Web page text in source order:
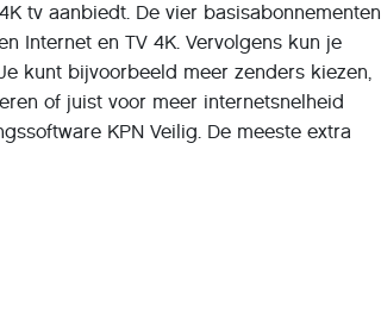
tv aanbiedt. De vier basisabonnementen
Internet en TV 4K. Vervolgens kun je
kunt bijvoorbeeld meer zenders kiezen,
of juist voor meer internetsnelheid
KPN Veilig. De meeste extra